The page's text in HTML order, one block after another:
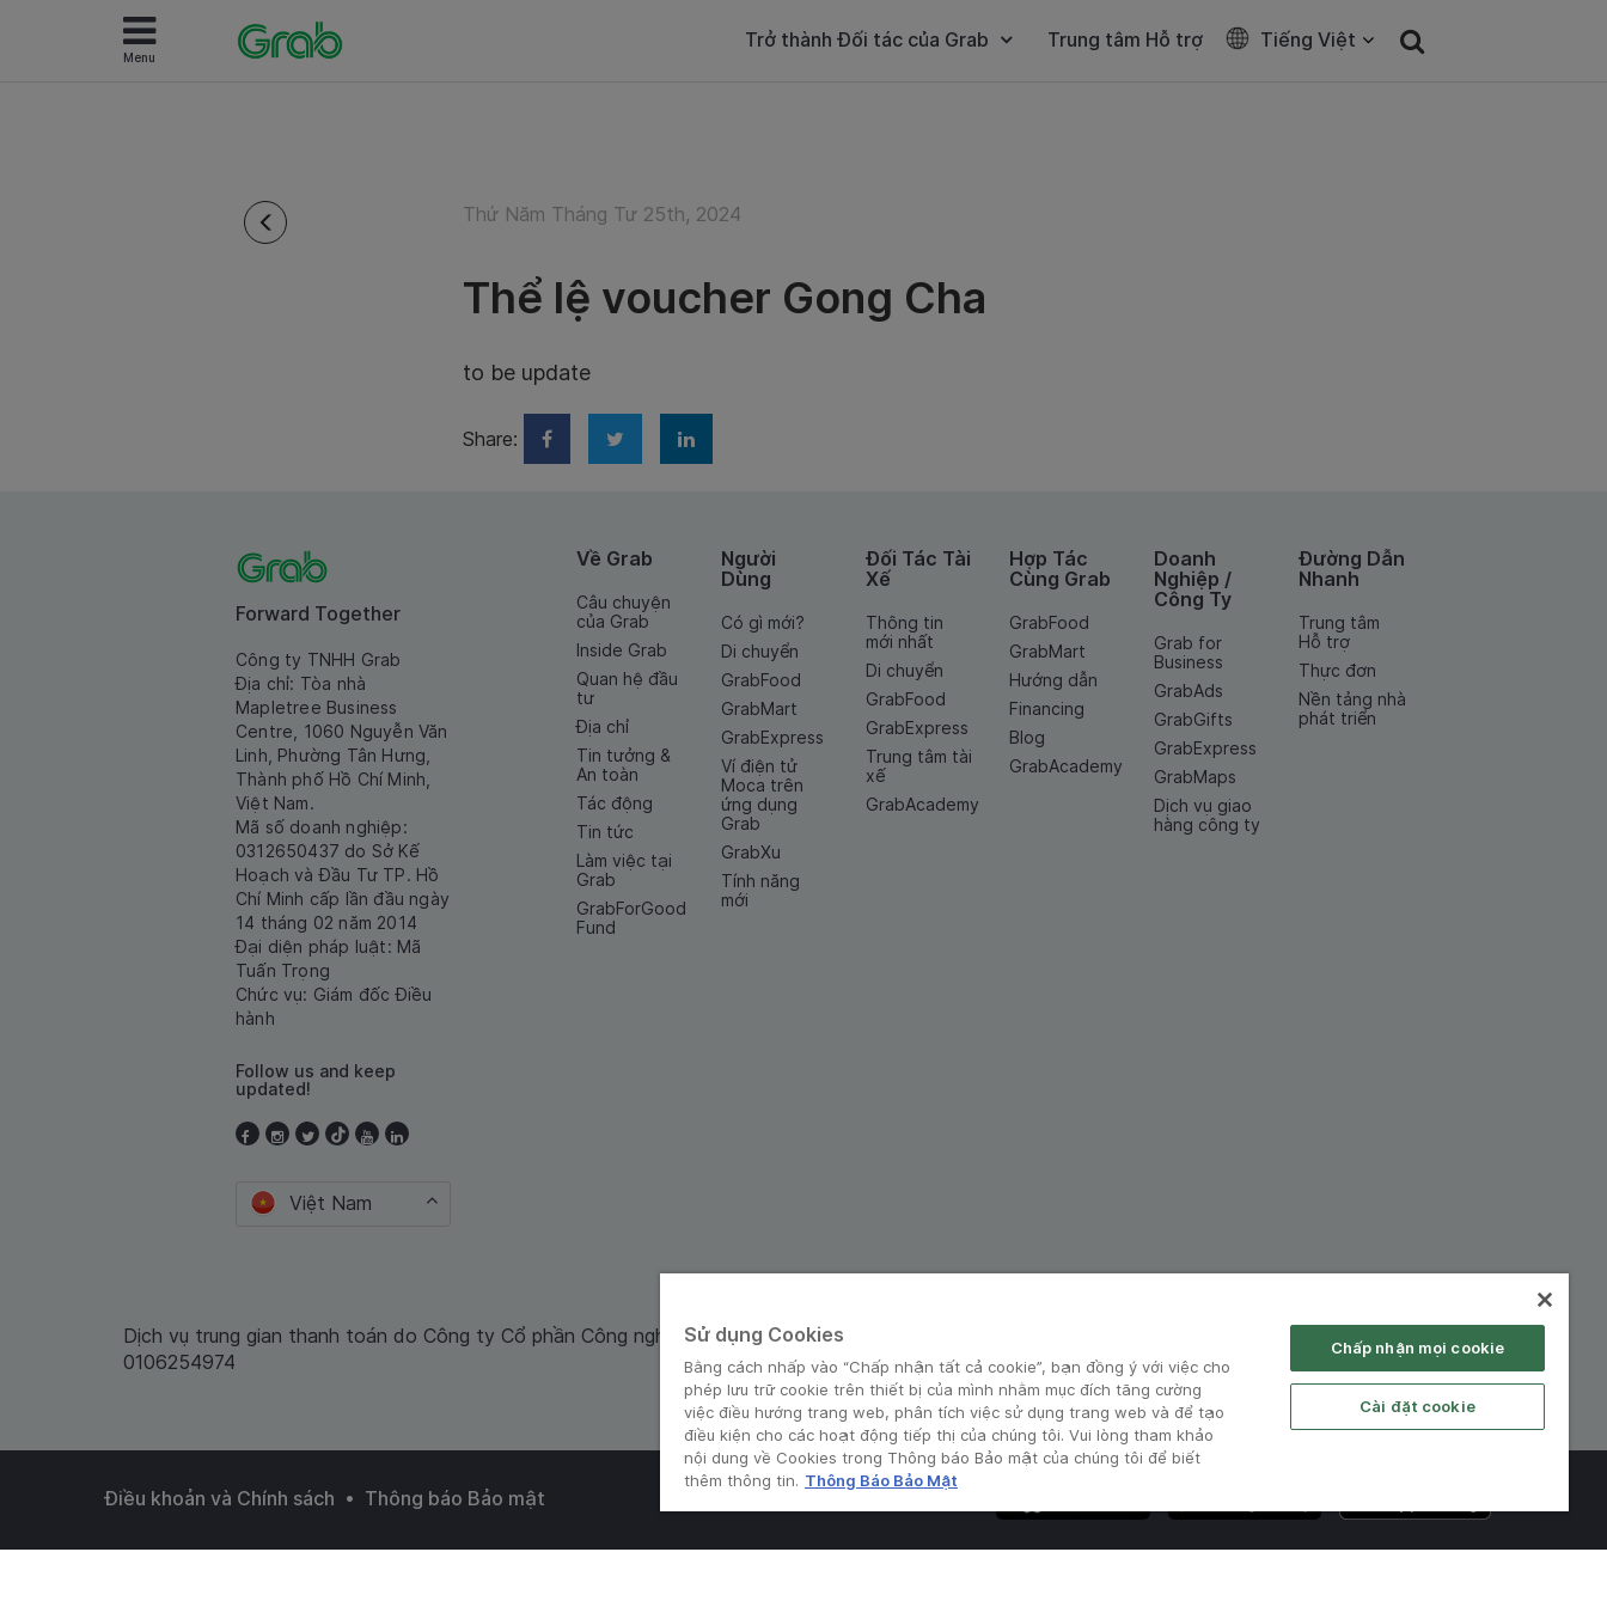
Menu
Trở thành Đối tác của Grab Trung tâm Hỗ trợ Tiếng Việt
Thứ Năm Tháng Tư 25th, 2024
Thể lệ voucher Gong Cha
to be update
Share:
Forward Together
Công ty TNHH Grab
Địa chỉ: Tòa nhà
Mapletree Business
Centre, 1060 Nguyễn Văn
Linh, Phường Tân Hưng,
Thành phố Hồ Chí Minh,
Việt Nam.
Mã số doanh nghiệp:
0312650437 do Sở Kế
Hoạch và Đầu Tư TP. Hồ
Chí Minh cấp lần đầu ngày
14 tháng 02 năm 2014
Đại diện pháp luật: Mã
Tuấn Trọng
Chức vụ: Giám đốc Điều
hành
Follow us and keep
updated!
Việt Nam
Về Grab
Câu chuyện
của Grab
Inside Grab
Quan hệ đầu
tư
Địa chỉ
Tin tưởng &
An toàn
Tác động
Tin tức
Làm việc tại
Grab
GrabForGood
Fund
Người
Dùng
Có gì mới?
Di chuyển
GrabFood
GrabMart
GrabExpress
Ví điện tử
Moca trên
ứng dụng
Grab
GrabXu
Tính năng
mới
Đối Tác Tài
Xế
Thông tin
mới nhất
Di chuyển
GrabFood
GrabExpress
Trung tâm tài
xế
GrabAcademy
Hợp Tác
Cùng Grab
GrabFood
GrabMart
Hướng dẫn
Financing
Blog
GrabAcademy
Doanh
Nghiệp /
Công Ty
Grab for
Business
GrabAds
GrabGifts
GrabExpress
GrabMaps
Dịch vụ giao
hàng công ty
Đường Dẫn
Nhanh
Trung tâm
Hỗ trợ
Thực đơn
Nền tảng nhà
phát triển
Dịch vụ trung gian thanh toán do Công ty Cổ phần Công nghệ và Dịch Vụ Moca cung cấp. Mã số doanh nghiệp:
0106254974
Điều khoản và Chính sách • Thông báo Bảo mật
Sử dụng Cookies
Bằng cách nhấp vào “Chấp nhận tất cả cookie”, bạn đồng ý với việc cho
phép lưu trữ cookie trên thiết bị của mình nhằm mục đích tăng cường
việc điều hướng trang web, phân tích việc sử dụng trang web và để tạo
điều kiện cho các hoạt động tiếp thị của chúng tôi. Vui lòng tham khảo
nội dung về Cookies trong Thông báo Bảo mật của chúng tôi để biết
thêm thông tin. Thông Báo Bảo Mật
Chấp nhận mọi cookie
Cài đặt cookie